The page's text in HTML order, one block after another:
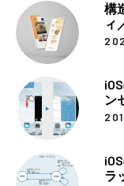
構
ィ
ン
ラ